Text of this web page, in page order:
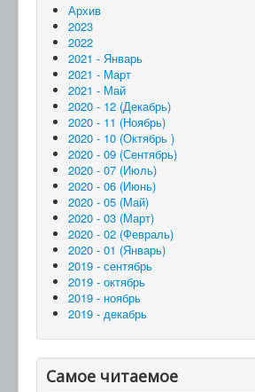
Архив
2023
2022
2021 - Январь
2021 - Март
2021 - Май
2020 - 12 (Декабрь)
2020 - 11 (Ноябрь)
2020 - 10 (Октябрь )
2020 - 09 (Сентябрь)
2020 - 07 (Июль)
2020 - 06 (Июнь)
2020 - 05 (Май)
2020 - 03 (Март)
2020 - 02 (Февраль)
2020 - 01 (Январь)
2019 - сентябрь
2019 - октябрь
2019 - ноябрь
2019 - декабрь
Самое читаемое